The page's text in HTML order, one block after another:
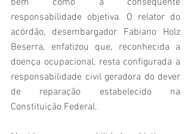
bem como a consequente
responsabilidade objetiva. O relator do
acórdão, desembargador Fabiano Holz
Beserra, enfatizou que, reconhecida a
doença ocupacional, resta configurada a
responsabilidade civil geradora do dever
de reparação estabelecido na
Constituição Federal.